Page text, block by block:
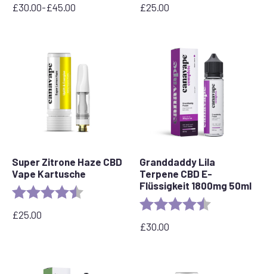
£30.00-£45.00
Preisspanne:
£25.00
Super Zitrone Haze CBD
Vape Kartusche
Bewertung: 4,6 von 5 Sternen
£25.00
Granddaddy Lila
Terpene CBD E-
Flüssigkeit 1800mg 50ml
Bewertung:
£30.00